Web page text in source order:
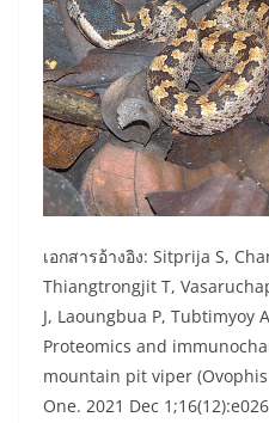
เอกสารอ้างอิง: Sitprija S,
Thiangtrongjit T,
J, Laoungbua P, Tubtimyoy
Proteomics and
mountain pit viper
One. 2021 Dec